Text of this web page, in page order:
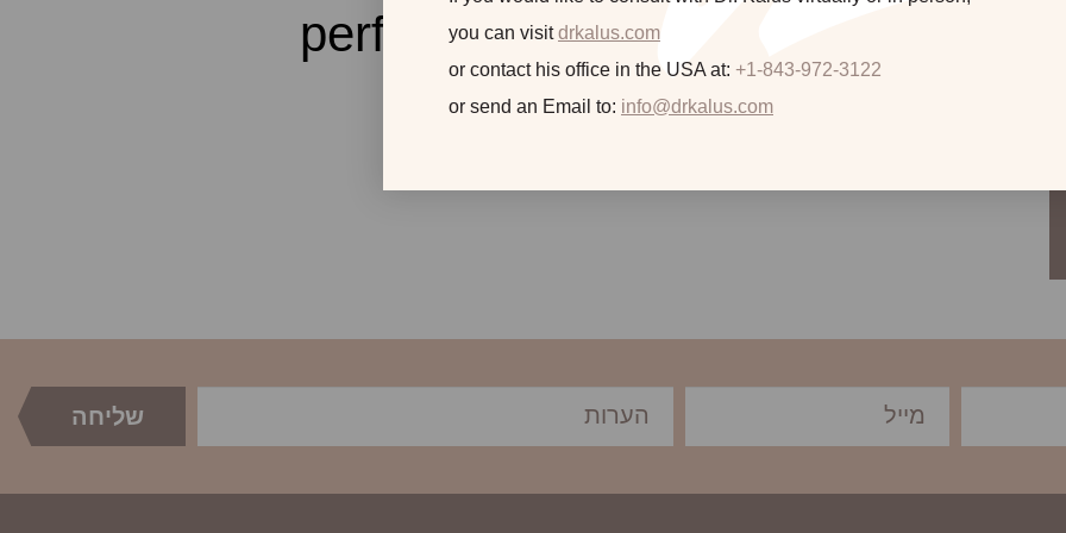
perferendis molestias optio nemo
you can visitdrkalus.com
or contact his office in the USA at: +1-843-972-3122
or send an Email to: info@drkalus.com